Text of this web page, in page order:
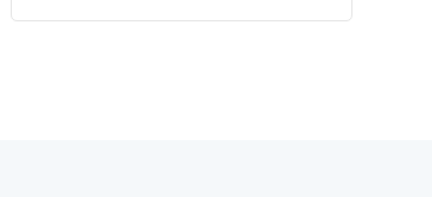
読み解く市場の未来ー